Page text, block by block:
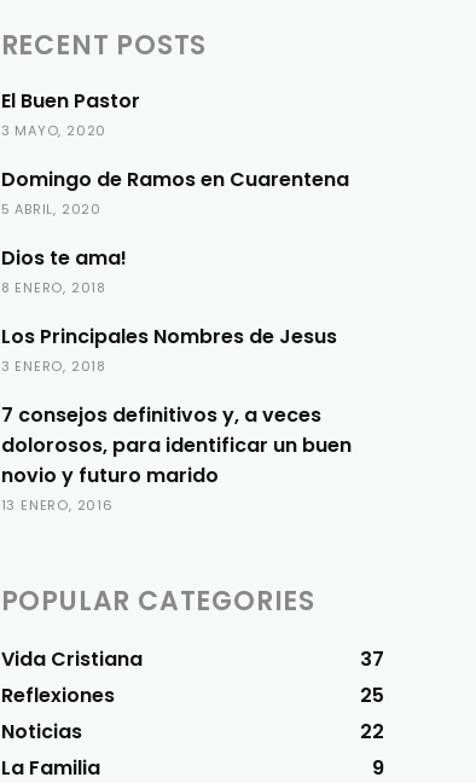
RECENT POSTS
El Buen Pastor
3 MAYO, 2020
Domingo de Ramos en Cuarentena
5 ABRIL, 2020
Dios te ama!
8 ENERO, 2018
Los Principales Nombres de Jesus
3 ENERO, 2018
7 consejos definitivos y, a veces
dolorosos, para identificar un buen
novio y futuro marido
13 ENERO, 2016
POPULAR CATEGORIES
Vida Cristiana
37
Reflexiones
25
Noticias
22
La Familia
9